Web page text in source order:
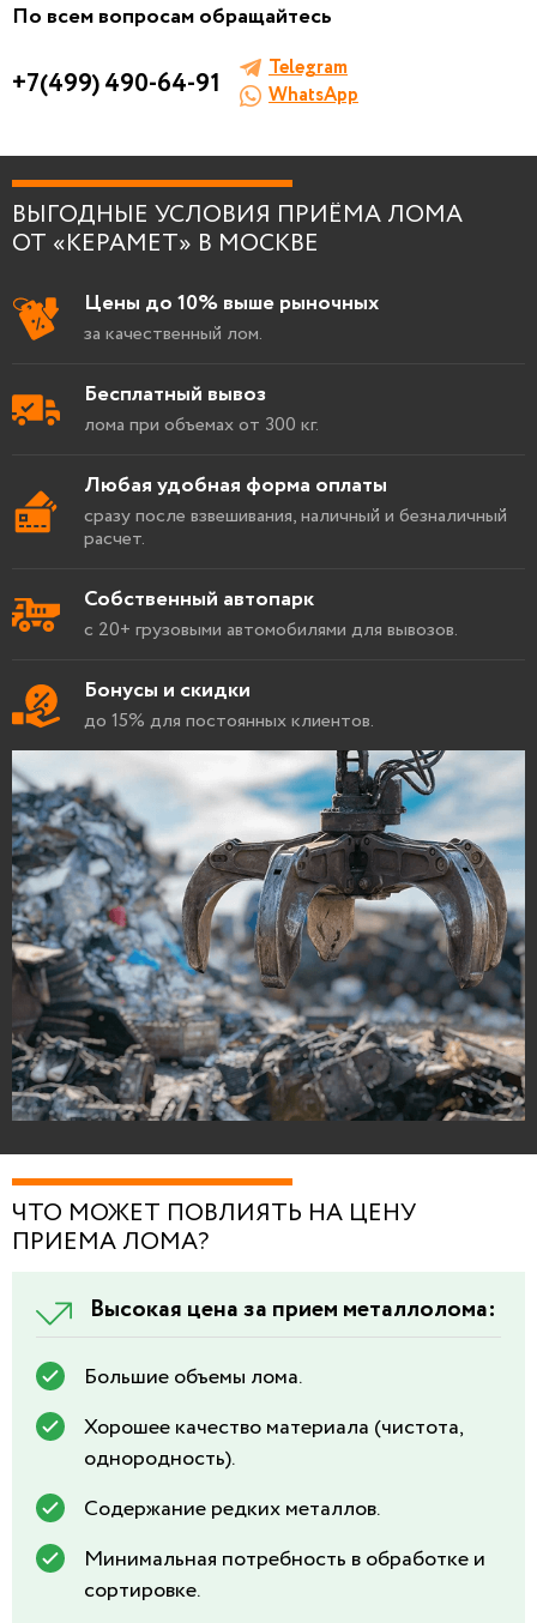
Я согласен наобработку персональных
данных.
По всем вопросам обращайтесь
+7(499) 490-64-91
Telegram
WhatsApp
ВЫГОДНЫЕ УСЛОВИЯ ПРИЁМА ЛОМА
ОТ «КЕРАМЕТ» В МОСКВЕ
Цены до 10% выше рыночных
за качественный лом.
Бесплатный вывоз
лома при объемах от 300 кг.
Любая удобная форма оплаты
сразу после взвешивания, наличный и безналичный
расчет.
Собственный автопарк
с 20+ грузовыми автомобилями для вывозов.
Бонусы и скидки
до 15% для постоянных клиентов.
ЧТО МОЖЕТ ПОВЛИЯТЬ НА ЦЕНУ
ПРИЕМА ЛОМА?
Высокая цена за прием металлолома:
Большие объемы лома.
Хорошее качество материала (чистота,
однородность).
Содержание редких металлов.
Минимальная потребность в обработке и
сортировке.